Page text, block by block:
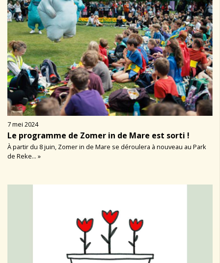
7 mei 2024
Le programme de Zomer in de Mare est sorti !
À partir du 8 juin, Zomer in de Mare se déroulera à nouveau au Park
de Reke... »